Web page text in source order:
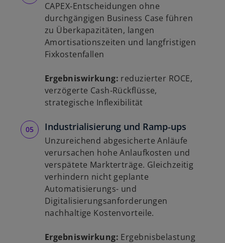
CAPEX‑Entscheidungen ohne
durchgängigen Business Case führen
zu Überkapazitäten, langen
Amortisationszeiten und langfristigen
Fixkostenfallen
Ergebniswirkung: reduzierter ROCE,
verzögerte Cash‑Rückflüsse,
strategische Inflexibilität
Industrialisierung und Ramp‑ups
Unzureichend abgesicherte Anläufe
verursachen hohe Anlaufkosten und
verspätete Markterträge. Gleichzeitig
verhindern nicht geplante
Automatisierungs- und
Digitalisierungsanforderungen
nachhaltige Kostenvorteile.
Ergebniswirkung: Ergebnisbelastung